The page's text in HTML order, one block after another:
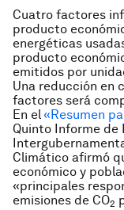
Cuatro factores
producto
energéticas
producto
emitidos por
Una reducción en
factores será
En el«Resumen
Quinto Informe de
Climático afirmó
económico y
«principales
emisiones de CO2